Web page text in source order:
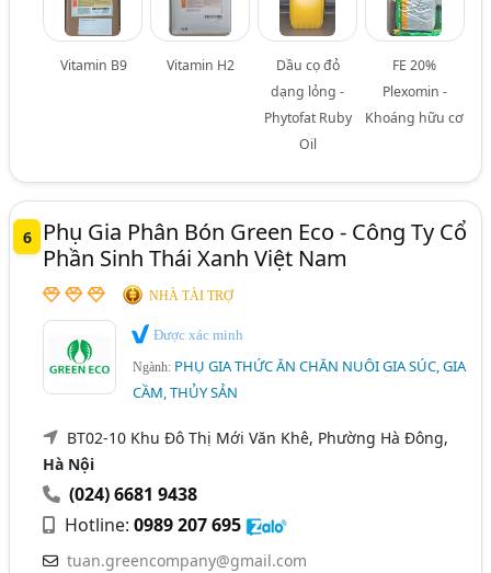
Vitamin B9 Vitamin H2
Dầu cọ đỏ
dạng lỏng -
Phytofat Ruby
Oil
FE 20%
Plexomin -
Khoáng hữu cơ
6
Phụ Gia Phân Bón Green Eco - Công Ty Cổ
Phần Sinh Thái Xanh Việt Nam
NHÀ TÀI TRỢ
Được xác minh
Ngành: PHỤ GIA THỨC ĂN CHĂN NUÔI GIA SÚC, GIA
CẦM, THỦY SẢN
BT02-10 Khu Đô Thị Mới Văn Khê, Phường Hà Đông,
Hà Nội
(024) 6681 9438
Hotline:0989 207 695
tuan.greencompany@gmail.com